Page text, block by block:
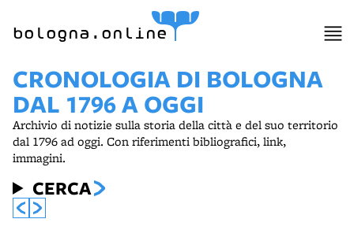
bologna.online
CRONOLOGIA DI BOLOGNA
DAL 1796 A OGGI
Archivio di notizie sulla storia della città e del suo territorio
dal 1796 ad oggi. Con riferimenti bibliografici, link,
immagini.
CERCA